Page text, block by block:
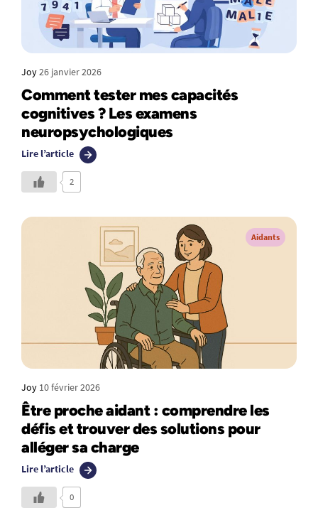
Joy26 janvier 2026
Comment tester mes capacités
cognitives ? Les examens
neuropsychologiques
Lire l’article
2
Aidants
Joy 10 février 2026
Être proche aidant : comprendre les
défis et trouver des solutions pour
alléger sa charge
Lire l’article
0